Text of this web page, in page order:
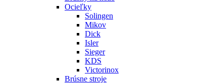
Ocieľky
Solingen
Mikov
Dick
Isler
Sieger
KDS
Victorinox
Brúsne stroje